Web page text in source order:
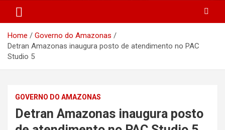
Home
Governo do Amazonas
Detran Amazonas inaugura posto de atendimento no PAC
Studio 5
GOVERNO DO AMAZONAS
Detran Amazonas inaugura posto